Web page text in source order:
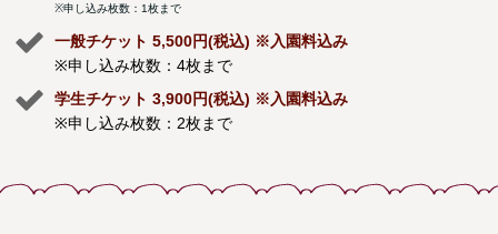
※申し込み枚数：1枚まで
一般チケット 5,500円(税込) ※入園料込み
※申し込み枚数：4枚まで
学生チケット 3,900円(税込) ※入園料込み
※申し込み枚数：2枚まで